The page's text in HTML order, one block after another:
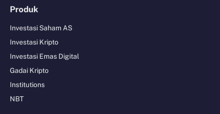
Produk
Investasi Saham AS
Investasi Kripto
Investasi Emas Digital
Gadai Kripto
Institutions
NBT